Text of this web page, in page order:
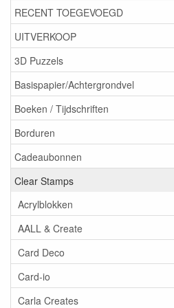
RECENT TOEGEVOEGD
UITVERKOOP
3D Puzzels
Basispapier/Achtergrondvel
Boeken / Tijdschriften
Borduren
Cadeaubonnen
Clear Stamps
Acrylblokken
AALL & Create
Card Deco
Card-io
Carla Creates